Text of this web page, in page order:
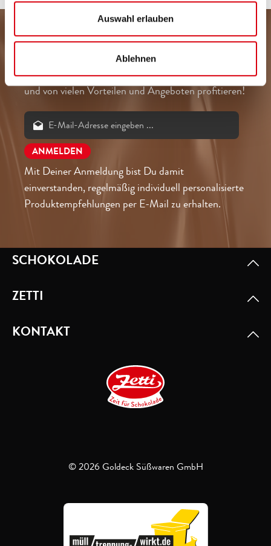
Auswahl erlauben
Ablehnen
ZEIT FÜR NEWSLETTER
Jetzt unseren kostenlosen Newsletter abonnieren
und von vielen Vorteilen und Angeboten profitieren!
Mit Deiner Anmeldung bist Du damit
einverstanden, regelmäßig individuell personalisierte
Produktempfehlungen per E-Mail zu erhalten.
SCHOKOLADE
ZETTI
KONTAKT
© 2026 Goldeck Süßwaren GmbH